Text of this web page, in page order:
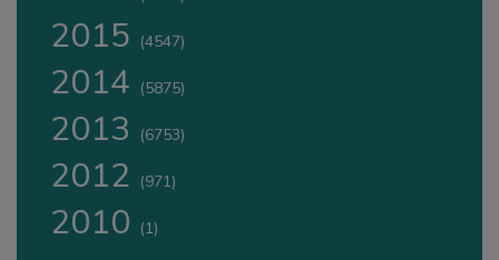
2015 (4547)
2014 (5875)
2013 (6753)
2012 (971)
2010 (1)